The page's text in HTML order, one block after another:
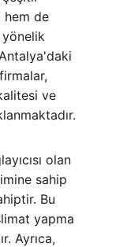
hem de
yönelik
ve
olan
sahip
Bu
yapma
Ayrıca,